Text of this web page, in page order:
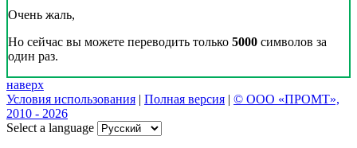
Очень жаль,
Но сейчас вы можете переводить только 5000 символов за
один раз.
наверх
Условия использования | Полная версия | © ООО «ПРОМТ»,
2010 - 2026
Select a language